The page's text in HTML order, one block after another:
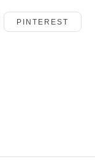
PINTEREST